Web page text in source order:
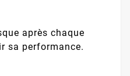
après chaque
sa performance.